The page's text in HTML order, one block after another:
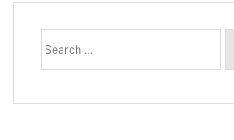
Search
for: